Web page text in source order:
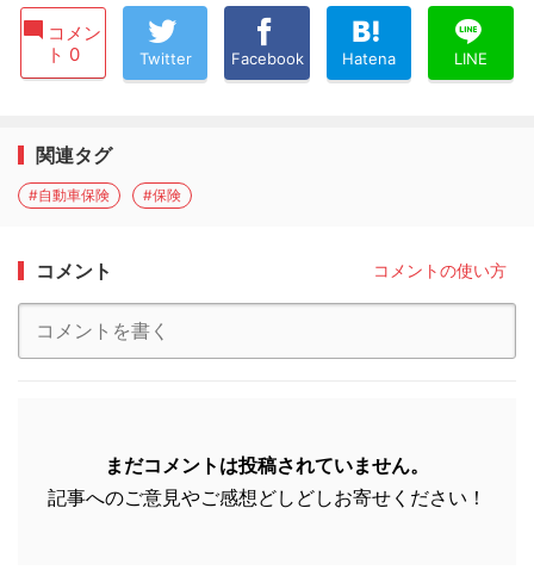
コメン
ト 0
Twitter Facebook Hatena LINE
関連タグ
#自動車保険 #保険
コメント コメントの使い方
まだコメントは投稿されていません。
記事へのご意見やご感想どしどしお寄せください！